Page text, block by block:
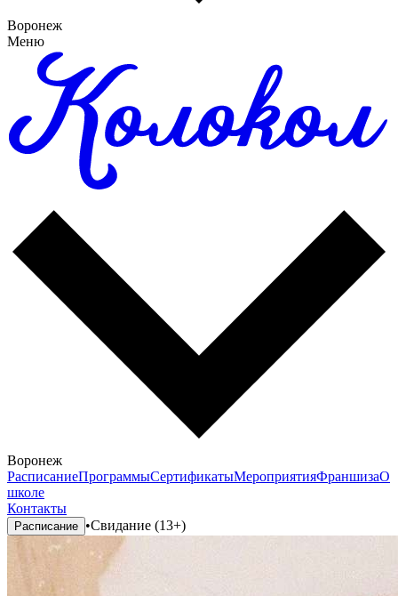
Воронеж
Меню
Воронеж
РасписаниеПрограммыСертификатыМероприятияФраншизаО
школе
Контакты
Расписание •Свидание (13+)